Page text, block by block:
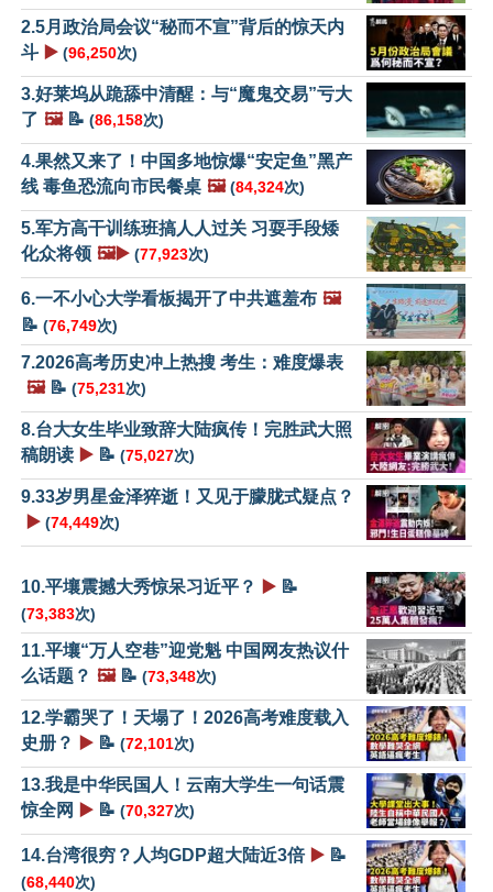
2.5月政治局会议“秘而不宣”背后的惊天内
斗 ▶️ (96,250次)
3.好莱坞从跪舔中清醒：与“魔鬼交易”亏大
了 🖼️📝 (86,158次)
4.果然又来了！中国多地惊爆“安定鱼”黑产
线 毒鱼恐流向市民餐桌 🖼️ (84,324次)
5.军方高干训练班搞人人过关 习耍手段矮
化众将领 🖼️▶️ (77,923次)
6.一不小心大学看板揭开了中共遮羞布 🖼️
📝 (76,749次)
7.2026高考历史冲上热搜 考生：难度爆表
🖼️📝 (75,231次)
8.台大女生毕业致辞大陆疯传！完胜武大照
稿朗读 ▶️ 📝 (75,027次)
9.33岁男星金泽猝逝！又见于朦胧式疑点？
▶️ (74,449次)
10.平壤震撼大秀惊呆习近平？ ▶️ 📝
(73,383次)
11.平壤“万人空巷”迎党魁 中国网友热议什
么话题？ 🖼️📝 (73,348次)
12.学霸哭了！天塌了！2026高考难度载入
史册？
▶️ 📝 (72,101次)
13.我是中华民国人！云南大学生一句话震
惊全网
▶️ 📝 (70,327次)
14.台湾很穷？人均GDP超大陆近3倍 ▶️ 📝
(68,440次)